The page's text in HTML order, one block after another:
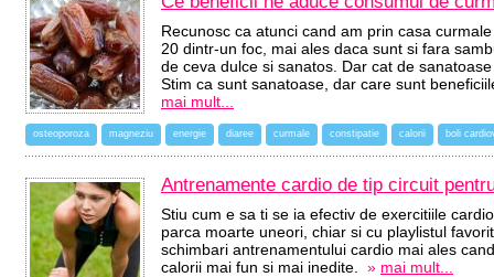
Recunosc ca atunci cand am prin casa
20 dintr-un foc, mai ales daca sunt si fara
de ceva dulce si sanatos. Dar cat de
Stim ca sunt sanatoase, dar care sunt
mai mult...
osteoporoza magneziu energie diaree curmale constipatie calorii boli
Antrenamente cardio de tip circuit
Stiu cum e sa ti se ia efectiv de exercitiile
parca moarte uneori, chiar si cu playlistul
schimbari antrenamentului cardio mai ales
calorii mai fun si mai inedite. » mai mult...